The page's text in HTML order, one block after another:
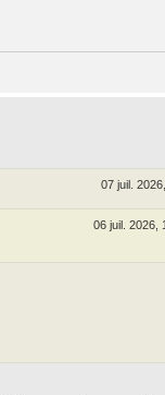
07 juil.
06 juil. 2026,